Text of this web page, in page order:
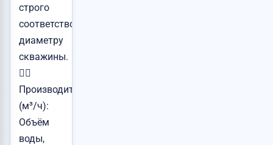
строго
соответствовать
диаметру
скважины.
👉🏻
Производительность
(м³/ч):
Объём
воды,